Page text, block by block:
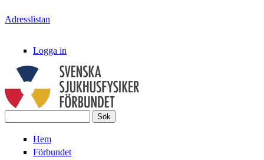
Adresslistan
Logga in
SjukhusFysikerFörbundet
Hem
Förbundet